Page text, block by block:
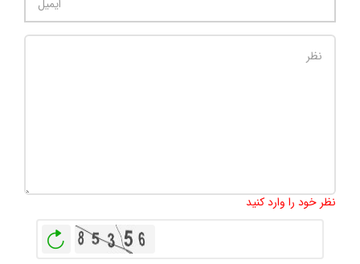
نظر خود را وارد کنید